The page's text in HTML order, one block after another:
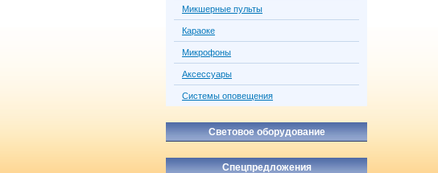
Микшерные пульты
Караоке
Микрофоны
Аксессуары
Системы оповещения
Световое оборудование
Спецпредложения